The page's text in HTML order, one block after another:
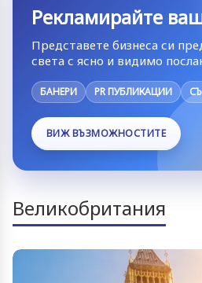
Рекламирайте
Представете бизнеса си
света с ясно и видимо
БАНЕРИ PR ПУБЛИКАЦИИ
ВИЖ ВЪЗМОЖНОСТИТЕ
Великобритания